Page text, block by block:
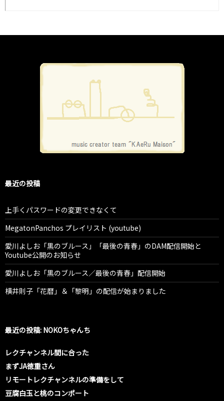
最近の投稿
上手くパスワードの変更できなくて
MegatonPanchos プレイリスト (youtube)
愛川よしお「黒のブルース」「最後の青春」のDAM配信開始と
Youtube公開のお知らせ
愛川よしお「黒のブルース／最後の青春」配信開始
横井則子「花暦」＆「黎明」の配信が始まりました
最近の投稿: NOKOちゃんち
レクチャンネル間に合った
まずJA徳重さん
リモートレクチャンネルの準備をして
豆腐白玉と桃のコンポート